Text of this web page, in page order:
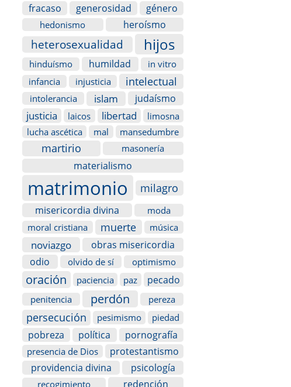
fracaso generosidad género
hedonismo heroísmo
heterosexualidad hijos
hinduísmo humildad
in vitro
infancia
injusticia intelectual
intolerancia islam judaísmo
justicia laicos libertad
limosna
lucha ascética
mal mansedumbre
martirio masonería
materialismo
matrimonio milagro
misericordia divina
moda
moral cristiana
muerte música
noviazgo
obras misericordia
odio
olvido de sí optimismo
oración paciencia paz pecado
penitencia perdón pereza
persecución pesimismo piedad
pobreza política pornografía
presencia de Dios
protestantismo
providencia divina
psicología
recogimiento redención